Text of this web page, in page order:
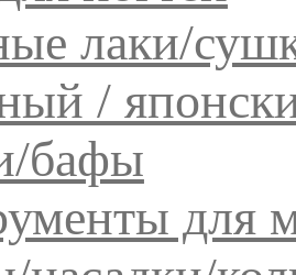
лаки/
/
бафы
для